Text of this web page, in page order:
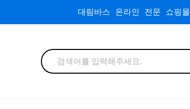
대림바스 온라인 전문 쇼핑몰